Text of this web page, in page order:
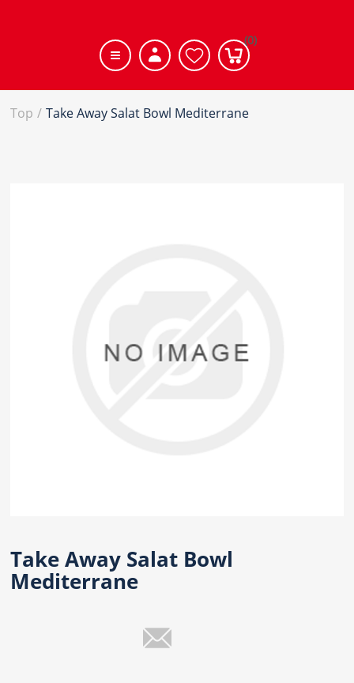
(0)
Top / Take Away Salat Bowl Mediterrane
Take Away Salat Bowl
Mediterrane